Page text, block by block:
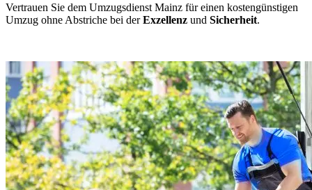
Vertrauen Sie dem Umzugsdienst Mainz für einen kostengünstigen
Umzug ohne Abstriche bei derExzellenz und Sicherheit.